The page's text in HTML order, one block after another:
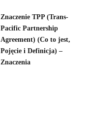
Znaczenie TPP (Trans-
Pacific Partnership
Agreement) (Co to jest,
Pojęcie i Definicja) –
Znaczenia